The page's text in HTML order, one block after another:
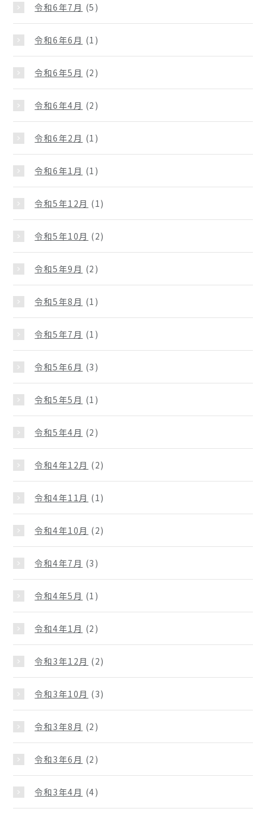
令和6年7月 (5)
令和6年6月 (1)
令和6年5月 (2)
令和6年4月 (2)
令和6年2月 (1)
令和6年1月 (1)
令和5年12月 (1)
令和5年10月 (2)
令和5年9月 (2)
令和5年8月 (1)
令和5年7月 (1)
令和5年6月 (3)
令和5年5月 (1)
令和5年4月 (2)
令和4年12月 (2)
令和4年11月 (1)
令和4年10月 (2)
令和4年7月 (3)
令和4年5月 (1)
令和4年1月 (2)
令和3年12月 (2)
令和3年10月 (3)
令和3年8月 (2)
令和3年6月 (2)
令和3年4月 (4)